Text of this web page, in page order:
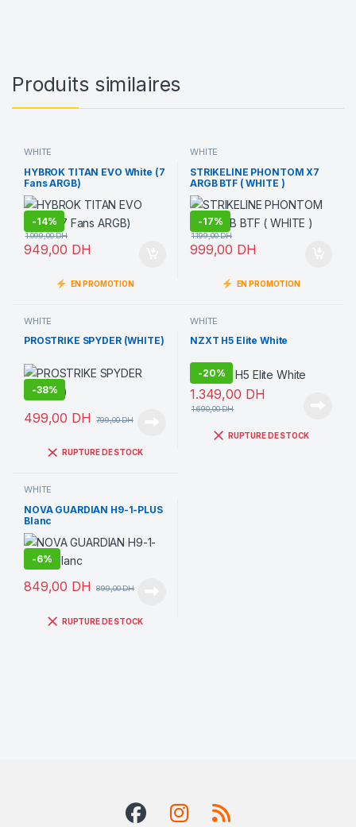
Produits similaires
WHITE
HYBROK TITAN EVO White (7
Fans ARGB)
-14%
949,00 DH
1.099,00DH
EN PROMOTION
WHITE
STRIKELINE PHONTOM X7
ARGB BTF ( WHITE )
-17%
999,00 DH
1.199,00DH
EN PROMOTION
WHITE
PROSTRIKE SPYDER (WHITE)
-38%
499,00 DH 799,00DH
RUPTURE DE STOCK
WHITE
NZXT H5 Elite White
-20%
1.349,00 DH
1.690,00DH
RUPTURE DE STOCK
WHITE
NOVA GUARDIAN H9-1-PLUS
Blanc
-6%
849,00 DH 899,00DH
RUPTURE DE STOCK